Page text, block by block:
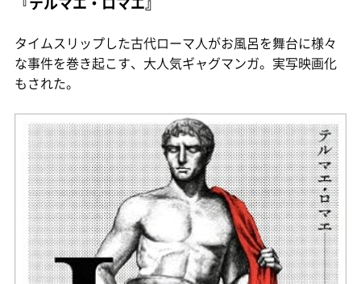
タイムスリップした古代ローマ人がお風呂を舞台に様々
な事件を巻き起こす、大人気ギャグマンガ。実写映画化
もされた。